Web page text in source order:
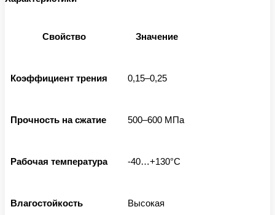
Свойство Значение
Коэффициент трения 0,15–0,25
Прочность на сжатие 500–600 МПа
Рабочая температура -40…+130°C
Влагостойкость Высокая